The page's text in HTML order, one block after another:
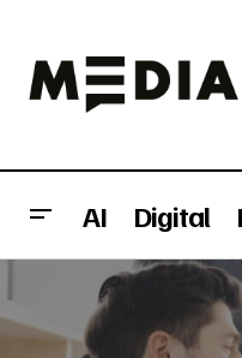
AI Digital
Always #likeagirl
Lions 2015 (wideo)